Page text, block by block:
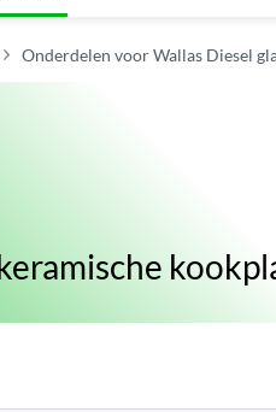
Onderdelen voor Wallas Diesel